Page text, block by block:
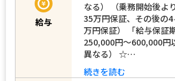
給与
なる） （乗務開始後よ
35万円保証、その後の
万円保証） 「給与保証
250,000円～600,000円
異なる） ☆…
続きを読む